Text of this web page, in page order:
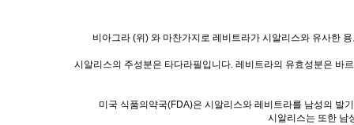
비아그라 (위) 와 마찬가지로 레비트라가 시알리스와 유사한
시알리스의 주성분은 타다라필입니다. 레비트라의 유효성분은 바
미국 식품의약국(FDA)은 시알리스와 레비트라를 남성의 발
시알리스는 또한 남